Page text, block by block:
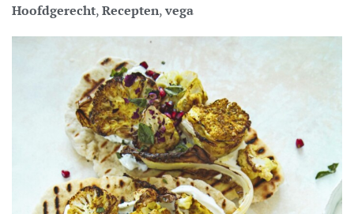
Hoofdgerecht,Recepten,vega